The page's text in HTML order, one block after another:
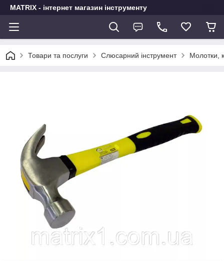
MATRIX - інтернет магазин інструменту
Товари та послуги Слюсарний інструмент Молотки,